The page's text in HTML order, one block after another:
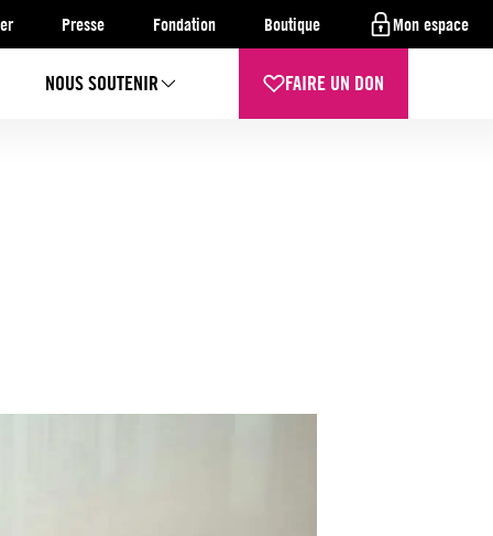
Presse Fondation Boutique Mon espace
NOUS SOUTENIR FAIRE UN DON